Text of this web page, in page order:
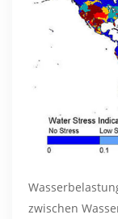
zwischen